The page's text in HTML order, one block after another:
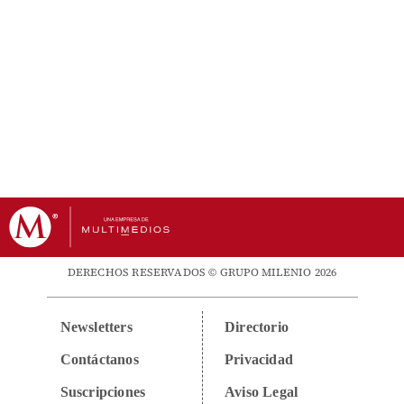
DERECHOS RESERVADOS © GRUPO MILENIO 2026
Newsletters
Contáctanos
Suscripciones
Directorio
Privacidad
Aviso Legal